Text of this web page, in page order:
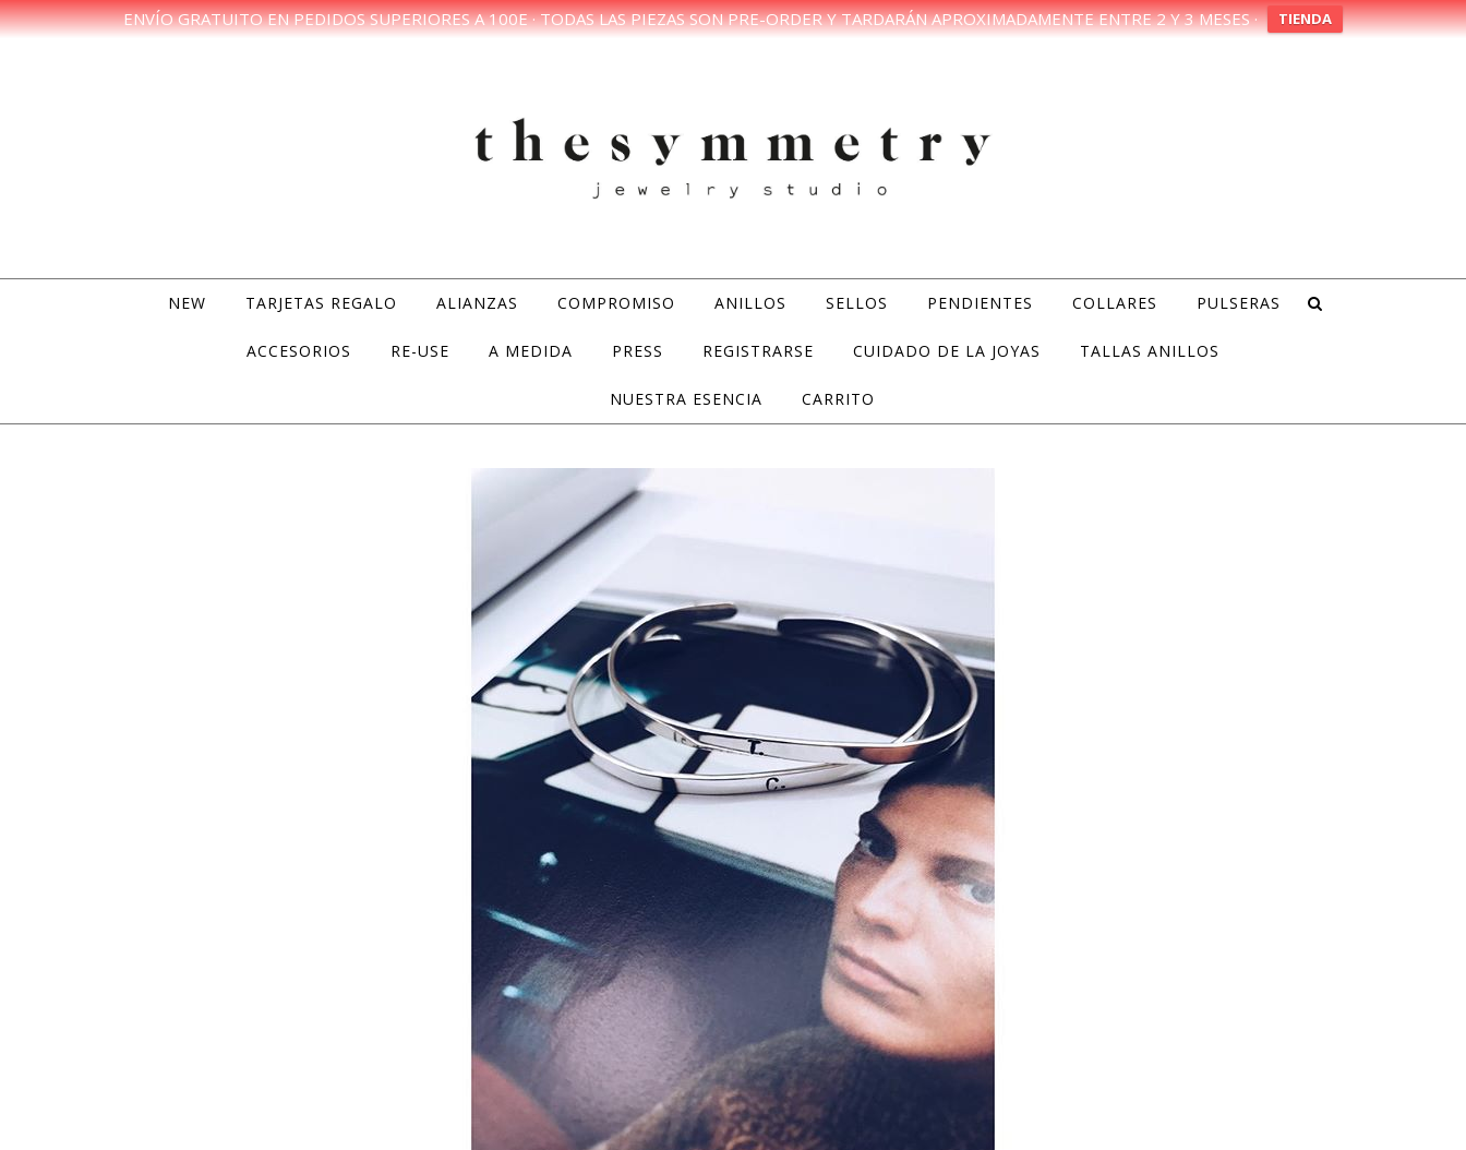
ENVÍO GRATUITO EN PEDIDOS SUPERIORES A 100E · TODAS LAS PIEZAS SON PRE-ORDER Y TARDARÁN APROXIMADAMENTE ENTRE 2 Y 3 MESES · TIENDA
NEW TARJETAS REGALO ALIANZAS COMPROMISO ANILLOS SELLOS PENDIENTES COLLARES PULSERAS
ACCESORIOS RE-USE A MEDIDA PRESS REGISTRARSE CUIDADO DE LA JOYAS TALLAS ANILLOS
NUESTRA ESENCIA CARRITO